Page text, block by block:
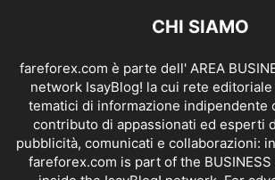
CHI SIAMO
fareforex.com è parte dell' AREA
network IsayBlog! la cui rete
tematici di informazione indipendente
contributo di appassionati ed esperti
pubblicità, comunicati e collaborazioni:
fareforex.com is part of the BUSINESS